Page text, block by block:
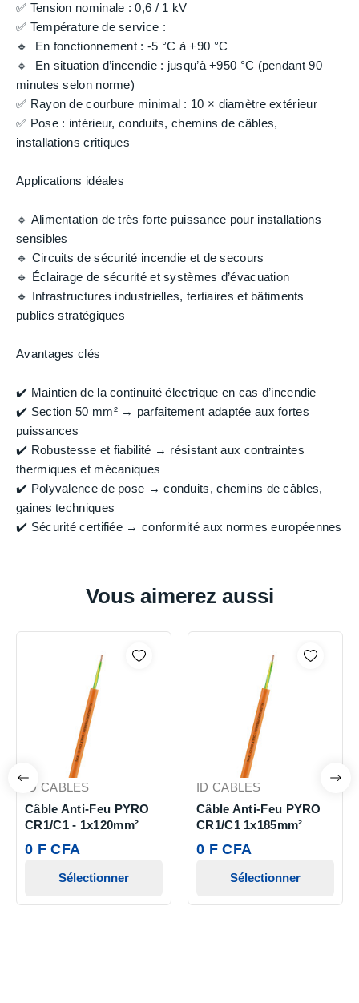
✅ Tension nominale : 0,6 / 1 kV
✅ Température de service :
🔹 En fonctionnement : -5 °C à +90 °C
🔹 En situation d’incendie : jusqu’à +950 °C (pendant 90
minutes selon norme)
✅ Rayon de courbure minimal : 10 × diamètre extérieur
✅ Pose : intérieur, conduits, chemins de câbles,
installations critiques
Applications idéales
🔹 Alimentation de très forte puissance pour installations
sensibles
🔹 Circuits de sécurité incendie et de secours
🔹 Éclairage de sécurité et systèmes d’évacuation
🔹 Infrastructures industrielles, tertiaires et bâtiments
publics stratégiques
Avantages clés
✔️ Maintien de la continuité électrique en cas d’incendie
✔️ Section 50 mm² → parfaitement adaptée aux fortes
puissances
✔️ Robustesse et fiabilité → résistant aux contraintes
thermiques et mécaniques
✔️ Polyvalence de pose → conduits, chemins de câbles,
gaines techniques
✔️ Sécurité certifiée → conformité aux normes européennes
Vous aimerez aussi
ID CABLES
Câble Anti-Feu PYRO
CR1/C1 - 1x120mm²
0 F CFA
Sélectionner
ID CABLES
Câble Anti-Feu PYRO
CR1/C1 1x185mm²
0 F CFA
Sélectionner